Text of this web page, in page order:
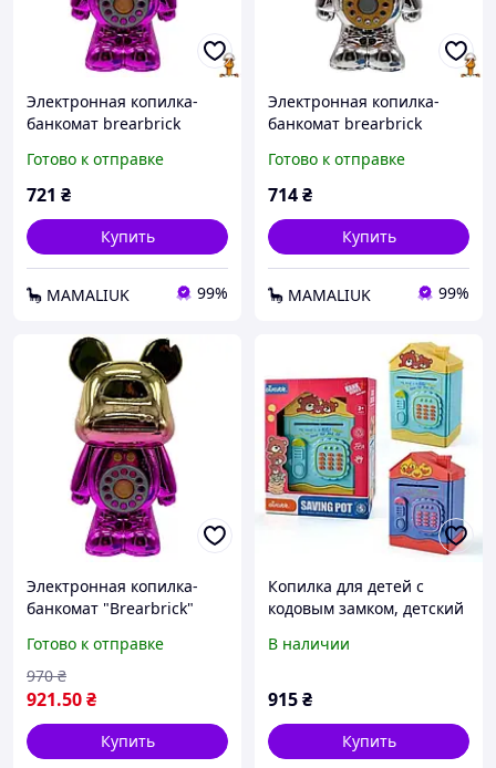
Электронная копилка-
банкомат brearbrick
56C(Gold)
Готово к отправке
721 ₴
Купить
🦕 MAMALIUK 99%
Электронная копилка-
банкомат brearbrick
56C(Violet)
Готово к отправке
714₴
Купить
🦕 MAMALIUK 99%
Электронная копилка-
банкомат "Brearbrick"
Готово к отправке
921.50₴
970 ₴
Купить
Копилка для детей с
кодовым замком, детский
звуковые эффекты, MK
В наличии
915₴
Купить